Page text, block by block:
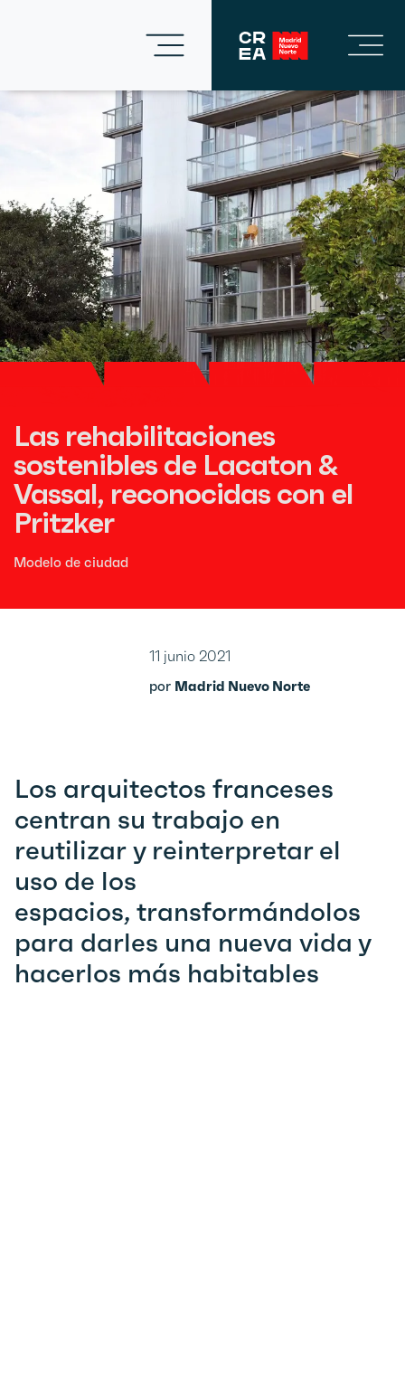
Las rehabilitaciones
sostenibles de Lacaton &
Vassal, reconocidas con el
Pritzker
Modelo de ciudad
Los arquitectos franceses
centran su trabajo en
reutilizar y reinterpretar el
uso de los
espacios, transformándolos
para darles una nueva vida y
hacerlos más habitables
11 junio 2021
por Madrid Nuevo Norte